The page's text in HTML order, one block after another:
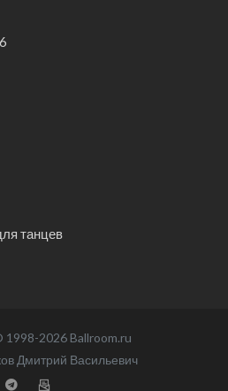
танцев
2026 Ballroom.ru
Дмитрий Васильевич